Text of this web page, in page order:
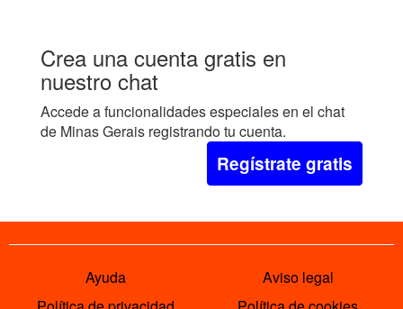
Crea una cuenta gratis en
nuestro chat
Accede a funcionalidades especiales en el chat
de Minas Gerais registrando tu cuenta.
Regístrate gratis
Ayuda
Aviso legal